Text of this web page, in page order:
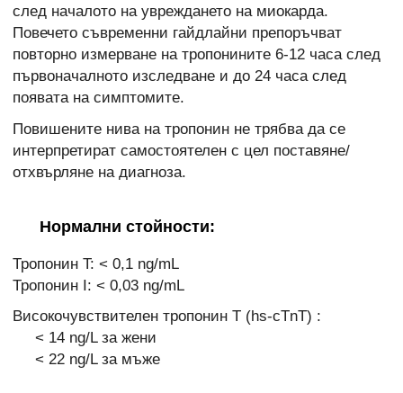
след началото на увреждането на миокарда.
Повечето съвременни гайдлайни препоръчват
повторно измерване на тропонините 6-12 часа след
първоначалното изследване и до 24 часа след
появата на симптомите.
Повишените нива на тропонин не трябва да се
интерпретират самостоятелен с цел поставяне/
отхвърляне на диагноза.
Нормални стойности:
Тропонин T: < 0,1 ng/mL
Тропонин I: < 0,03 ng/mL
Високочувствителен тропонин Т (hs-cTnТ) :
< 14 ng/L за жени
< 22 ng/L за мъже